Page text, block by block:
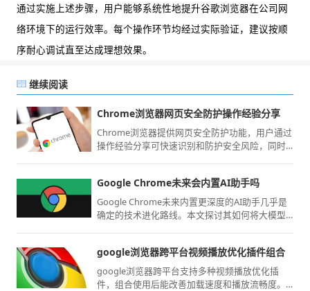
通过实施上述步骤，用户能够系统性地提升谷歌浏览器在公司网
络环境下的运行效率。每个操作环节均经过实际验证，建议按顺
序耐心调试直至达成理想效果。
继续阅读
Chrome浏览器网页安全防护操作经验分享
Chrome浏览器提供网页安全防护功能，用户通过
操作经验分享可快速识别和防护安全风险，同时
Google Chrome未来会内置AI助手吗
Google Chrome未来内置更深度的AI助手几乎是
确定的技术进化路线。本文探讨其如何将大模型
google浏览器跨平台视频播放优化插件组合
google浏览器跨平台支持多种视频播放优化插
件，组合使用后能改善加载速度和播放流畅度。